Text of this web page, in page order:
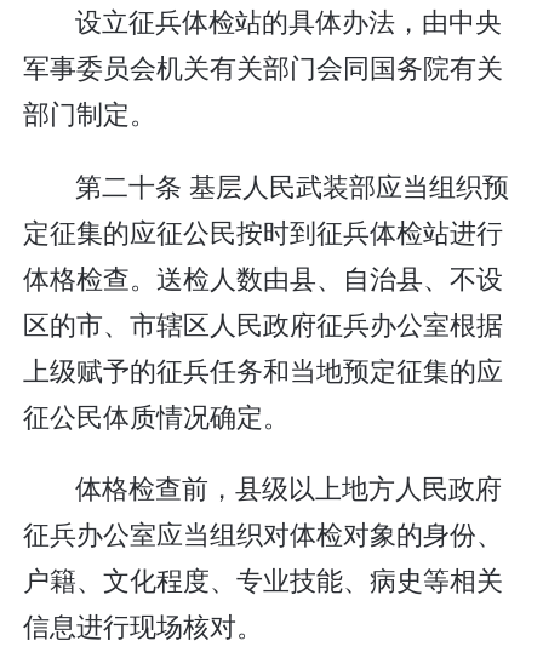
设立征兵体检站的具体办法，由中央
军事委员会机关有关部门会同国务院有关
部门制定。
第二十条 基层人民武装部应当组织预
定征集的应征公民按时到征兵体检站进行
体格检查。送检人数由县、自治县、不设
区的市、市辖区人民政府征兵办公室根据
上级赋予的征兵任务和当地预定征集的应
征公民体质情况确定。
体格检查前，县级以上地方人民政府
征兵办公室应当组织对体检对象的身份、
户籍、文化程度、专业技能、病史等相关
信息进行现场核对。